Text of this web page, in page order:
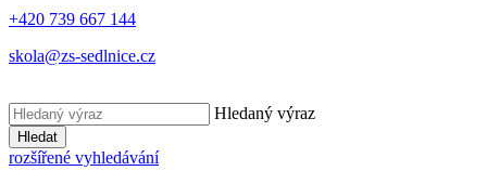
+420 739 667 144
skola@zs-sedlnice.cz
Hledaný výraz
Hledat
rozšířené vyhledávání